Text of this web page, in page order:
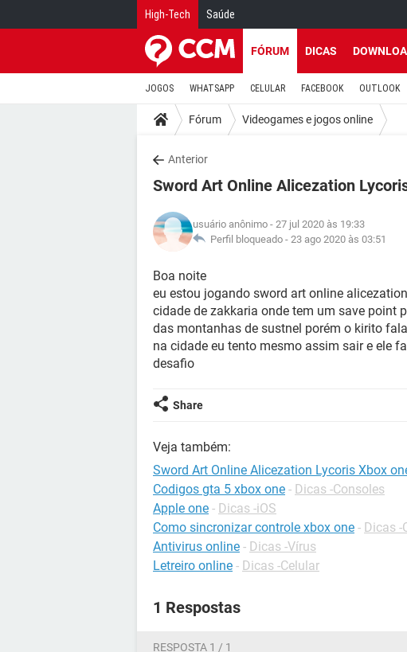
High-Tech Saúde
FÓRUM DICAS
JOGOS WHATSAPP CELULAR FACEBOOK OUTLOOK
Fórum Videogames e jogos online
Anterior
Sword Art Online Alicezation
usuário anônimo - 27 jul 2020 às 19:33
Perfil bloqueado - 23 ago 2020 às 03:51
Boa noite
eu estou jogando sword art online
cidade de zakkaria onde tem um save point
das montanhas de sustnel porém o kirito
na cidade eu tento mesmo assim sair e ele
desafio
Share
Veja também:
Sword Art Online Alicezation Lycoris Xbox
Codigos gta 5 xbox one - Dicas -Consoles
Apple one - Dicas -iOS
Como sincronizar controle xbox one - Dicas -
Antivirus online - Dicas -Vírus
Letreiro online - Dicas -Celular
1 Respostas
RESPOSTA 1 / 1